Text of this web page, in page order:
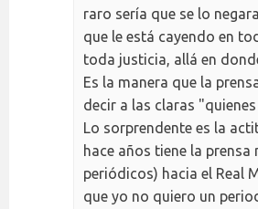
raro sería que se lo
que le está cayendo en
toda justicia, allá en
Es la manera que la
decir a las claras
Lo sorprendente es la
hace años tiene la
periódicos) hacia el Real
que yo no quiero un